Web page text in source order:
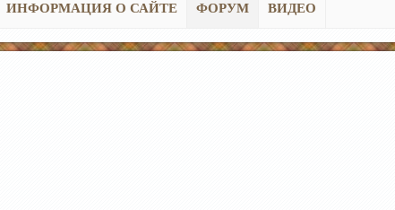
ИНФОРМАЦИЯ О САЙТЕ ФОРУМ ВИДЕО